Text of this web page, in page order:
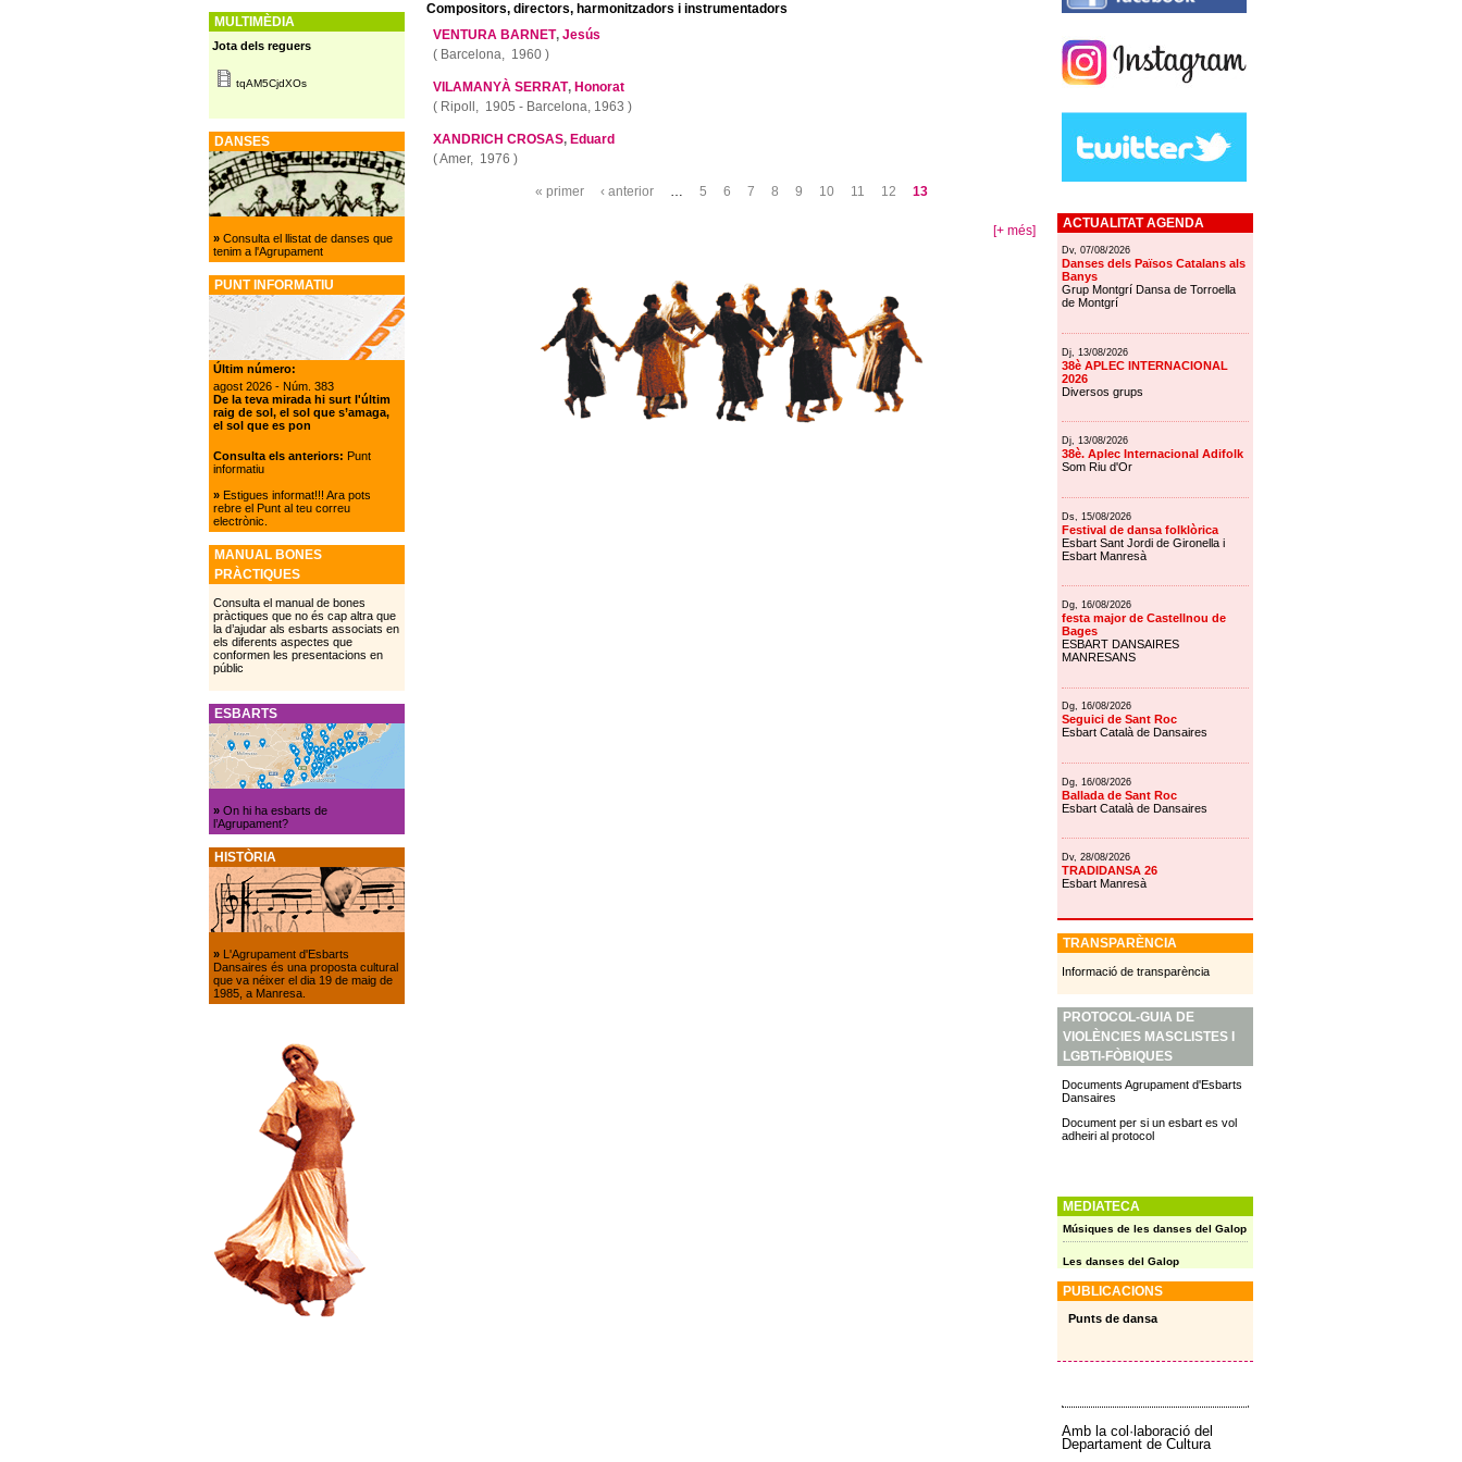
Compositors, directors, harmonitzadors i instrumentadors
VENTURA BARNET, Jesús
( Barcelona, 1960 )
VILAMANYÀ SERRAT, Honorat
( Ripoll, 1905 - Barcelona, 1963 )
XANDRICH CROSAS, Eduard
(Amer, 1976 )
« primer ‹ anterior … 5 6 7 8 9 10 11 12 13
[+ més]
MULTIMÈDIA
Jota dels reguers
tqAM5CjdXOs
DANSES
»Consulta el llistat de danses que
tenim a l'Agrupament
PUNT INFORMATIU
Últim número:
agost 2026 - Núm. 383
De la teva mirada hi surt l'últim
raig de sol, el sol que s’amaga,
el sol que es pon
Consulta els anteriors: Punt
informatiu
»Estigues informat!!! Ara pots
rebre el Punt al teu correu
electrònic.
MANUAL BONES
PRÀCTIQUES
Consulta el manual de bones
pràctiques que no és cap altra que
la d’ajudar als esbarts associats en
els diferents aspectes que
conformen les presentacions en
públic
ESBARTS
»On hi ha esbarts de
l’Agrupament?
HISTÒRIA
» L'Agrupament d'Esbarts
Dansaires és una proposta cultural
que va néixer el dia 19 de maig de
1985, a Manresa.
ACTUALITAT AGENDA
Dv, 07/08/2026
Danses dels Països Catalans als
Banys
Grup Montgrí Dansa de Torroella
de Montgrí
Dj, 13/08/2026
38è APLEC INTERNACIONAL
2026
Diversos grups
Dj, 13/08/2026
38è. Aplec Internacional Adifolk
Som Riu d'Or
Ds, 15/08/2026
Festival de dansa folklòrica
Esbart Sant Jordi de Gironella i
Esbart Manresà
Dg, 16/08/2026
festa major de Castellnou de
Bages
ESBART DANSAIRES
MANRESANS
Dg, 16/08/2026
Seguici de Sant Roc
Esbart Català de Dansaires
Dg, 16/08/2026
Ballada de Sant Roc
Esbart Català de Dansaires
Dv, 28/08/2026
TRADIDANSA 26
Esbart Manresà
TRANSPARÈNCIA
Informació de transparència
PROTOCOL-GUIA DE
VIOLÈNCIES MASCLISTES I
LGBTI-FÒBIQUES
Documents Agrupament d'Esbarts
Dansaires
Document per si un esbart es vol
adheiri al protocol
MEDIATECA
Músiques de les danses del Galop
Les danses del Galop
PUBLICACIONS
Punts de dansa
Amb la col·laboració del
Departament de Cultura